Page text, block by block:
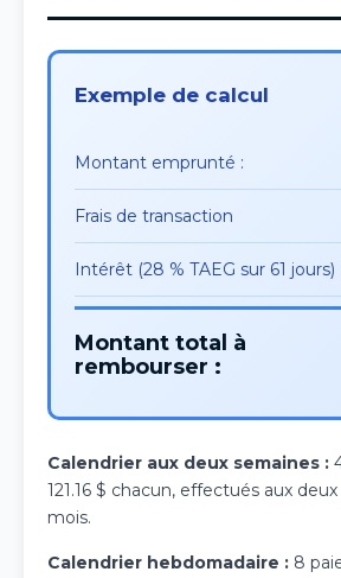
Exemple de calcul
Montant emprunté :
Frais de transaction
Intérêt (28 % TAEG sur 61 jours) :
Montant total à
rembourser :
Calendrier aux deux semaines :
121.16 $ chacun, effectués aux
mois.
Calendrier hebdomadaire : 8